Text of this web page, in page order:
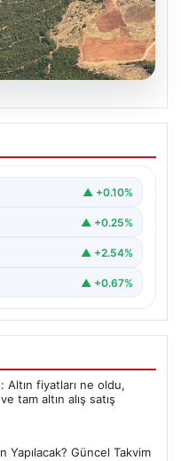
yangını
▲ +0.10%
▲ +0.25%
▲ +2.54%
▲ +0.67%
Altın fiyatları ne oldu,
tam altın alış satış
Yapılacak? Güncel Takvim